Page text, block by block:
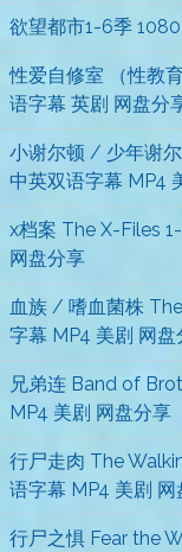
欲望都市1-6季
性爱自修室 （性教
语字幕 英剧 网盘分
小谢尔顿 / 少年谢
中英双语字幕 MP4
x档案 The X-Files
网盘分享
血族 / 嗜血菌株
字幕 MP4 美剧 网盘
兄弟连 Band of
MP4 美剧 网盘分享
行尸走肉 The
语字幕 MP4 美剧 网
行尸之惧 Fear the